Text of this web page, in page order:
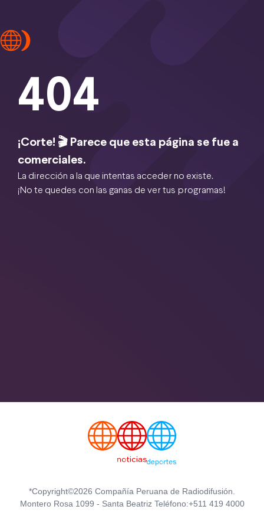
404
¡Corte! 🎬 Parece que esta página se fue a
comerciales.
La dirección a la que intentas acceder no existe.
¡No te quedes con las ganas de ver tus programas!
*Copyright©2026 Compañía Peruana de Radiodifusión.
Montero Rosa 1099 - Santa Beatriz Teléfono:+511 419 4000